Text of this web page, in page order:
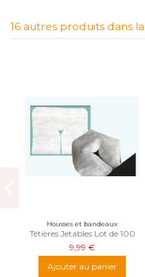
16 autres produits dans
Housses et bandeaux
Tétières Jetables Lot de 100
9,99 €
Ajouter au panier